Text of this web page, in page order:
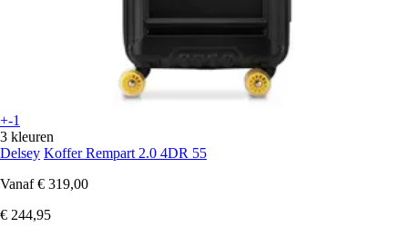
+-1
3 kleuren
Delsey Koffer Rempart 2.0 4DR 55
Vanaf € 319,00
€ 244,95